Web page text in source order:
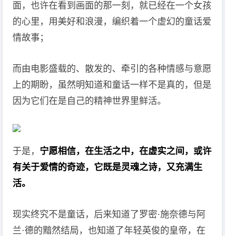
面，也许在看到画面的那一刻，就已经在一个女孩
的心里，用美好和浪漫，编织着一个虚幻的童话爱
情故事；
而由电影盛载的、散发的、牵引的各种情感与意愿
上的期盼，虽然明知道和童话一样不是真的，但是
因为它们在是自己的精神世界里鲜活。
于是， 宁愿相信，在生活之中，在虚实之间，或许
有关于爱情的奇迹，它既是灵魂之诗，又充满生
活。
现实终究不是童话，后来知道了罗密·施奈德与阿
兰·德的黯然结局，也知道了年轻英俊的皇帝，在